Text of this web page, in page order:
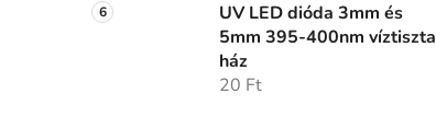
UV LED dióda 3mm és
5mm 395-400nm víztiszta
ház
20 Ft